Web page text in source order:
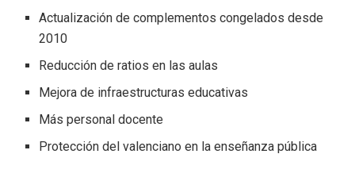
Actualización de complementos congelados desde
2010
Reducción de ratios en las aulas
Mejora de infraestructuras educativas
Más personal docente
Protección del valenciano en la enseñanza pública